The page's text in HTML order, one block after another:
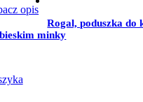
opis
Rogal, poduszka do
minky